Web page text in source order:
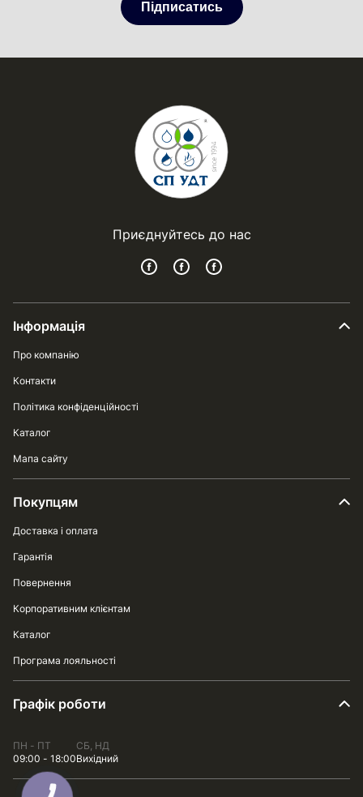
Підписатись
Приєднуйтесь до нас
Інформація
Про компанію
Контакти
Політика конфіденційності
Каталог
Мапа сайту
Покупцям
Доставка і оплата
Гарантія
Повернення
Корпоративним клієнтам
Каталог
Програма лояльності
Графік роботи
ПН - ПТ
09:00 - 18:00
СБ, НД
Вихідний